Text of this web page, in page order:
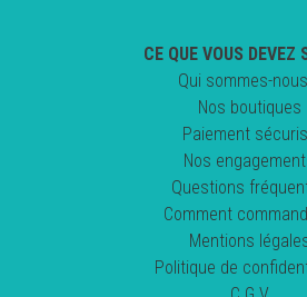
CE QUE VOUS DEVEZ
Qui sommes-
Nos boutiques
Paiement
Nos
Questions
Comment
Mentions
Politique de